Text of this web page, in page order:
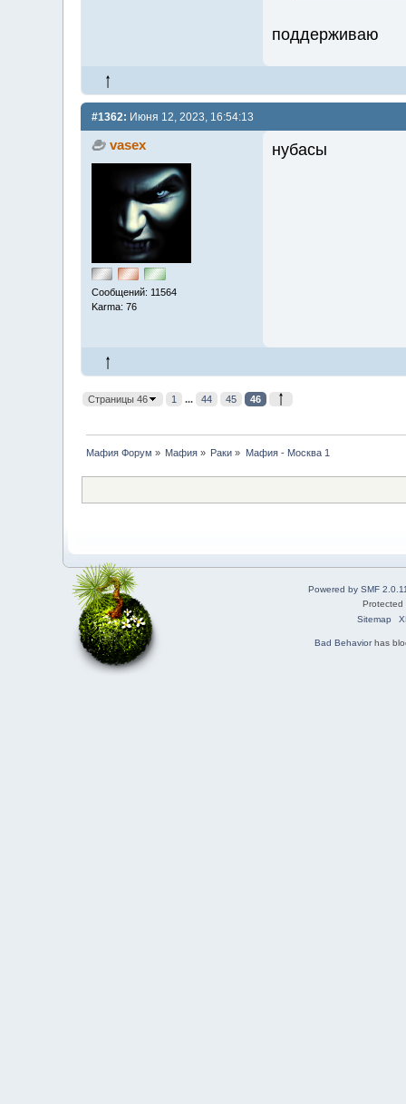
поддерживаю
#1362: Июня 12, 2023, 16:54:13
vasex
Сообщений: 11564
Karma: 76
нубасы
Страницы 46 1 ... 44 45 46
Мафия Форум » Мафия » Раки » Мафия - Москва 1
Powered by SMF
Sitemap
Bad Behaviorhas